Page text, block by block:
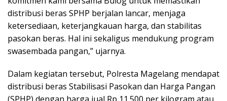
distribusi beras SPHP berjalan lancar, menjaga
ketersediaan, keterjangkauan harga, dan stabilitas
pasokan beras. Hal ini sekaligus mendukung program
swasembada pangan,” ujarnya.
Dalam kegiatan tersebut, Polresta Magelang mendapat
distribusi beras Stabilisasi Pasokan dan Harga Pangan